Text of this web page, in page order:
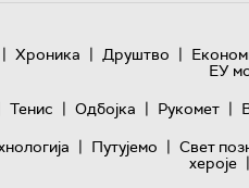
| Хроника | Друштво |
ЕУ
Тенис | Одбојка | Рукомет |
| Путујемо | Свет
хероје |